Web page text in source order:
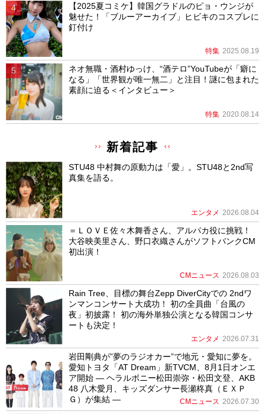
【2025夏コミケ】韓国グラドルのピョ・ウンジが
魅せた！「ブルーアーカイブ」ヒビキのコスプレに
釘付け
特集 2025.08.19
ネオ無職・酒村ゆっけ、“酒テロ”YouTubeが「癖に
なる」「世界観が唯一無二」と注目！謎に包まれた
素顔に迫る＜インタビュー＞
特集 2020.08.14
新着記事
STU48 中村舞の原動力は「愛」。STU48と2nd写
真集を語る。
エンタメ 2026.08.04
＝ＬＯＶＥ佐々木舞香さん、アルパカ役に挑戦！
大谷映美里さん、野口衣織さんがソフトバンクCM
初出演！
CMニュース 2026.08.03
Rain Tree、目標の舞台Zepp DiverCityでの 2ndワ
ンマンコンサート大成功！ 初の全員曲「台風の
夜」初披露！ 初の海外単独公演となる韓国コンサ
ートも決定！
エンタメ 2026.07.31
岩田剛典が”夢のラジオカー”で地元・愛知に夢を。
愛知トヨタ「AT Dream」新TVCM、8月1日オンエ
ア開始 ― ヘラルボニー松田崇弥・松田文登、AKB
48 八木愛月、キッズダンサー長瀬柊真（ＥＸＰ
Ｇ）が集結 ―
CMニュース 2026.07.30